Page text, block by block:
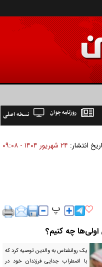
نسخه اصلی روزنامه جوان
انتشار: ۲۴ شهريور ۱۴۰۴ - ۰۹:۰۸
چه کنیم؟
یک روانشناس به والدین توصیه کرد که
با اضطراب جدایی فرزندان خود در